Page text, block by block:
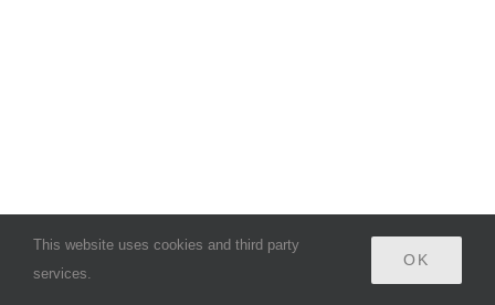
This website uses cookies and third party
services.
OK